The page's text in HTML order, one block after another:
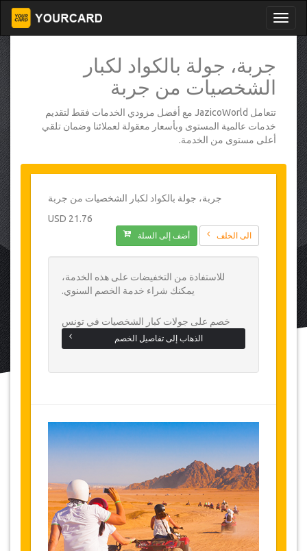
جربة، جولة بالكواد لكبار
الشخصيات من جربة
تتعامل JazicoWorld مع أفضل مزودي الخدمات فقط لتقديم
خدمات عالمية المستوى وبأسعار معقولة لعملائنا وضمان تلقي
أعلى مستوى من الخدمة.
جربة، جولة بالكواد لكبار الشخصيات من جربة
21.76 USD
الى الخلف أضف إلى السلة
للاستفادة من التخفيضات على هذه الخدمة،
يمكنك شراء خدمة الخصم السنوي.
خصم على جولات كبار الشخصيات في تونس
الذهاب إلى تفاصيل الخصم